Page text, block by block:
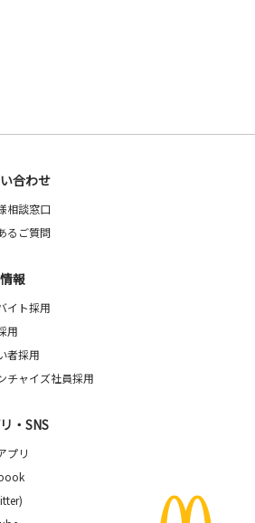
合わせ
相談窓口
るご質問
報
イト採用
用
者採用
チャイズ社員採用
・SNS
プリ